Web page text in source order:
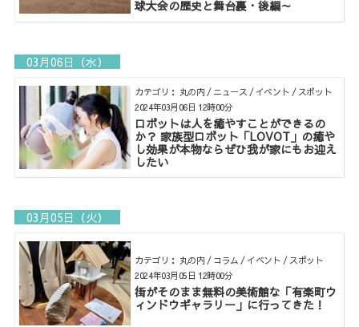
球大会の歴史と舞台裏・後編～
03月06日（水）
カテゴリ： 丸の内 / ニュース / イベント / スポット
ロボットは人を癒やすことができるの
か？ 家族型ロボット「LOVOT」の癒や
し効果が本物ならぜひ我が家にもお迎え
したい
2024年03月06日 12時00分
03月05日（火）
カテゴリ： 丸の内 / コラム / イベント / スポット
街がそのまま無料の美術館な「有楽町ウ
ィンドウギャラリー」に行ってきた！
2024年03月05日 12時00分